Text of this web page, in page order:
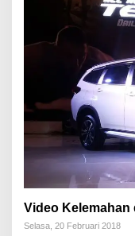
Video Kelemahan
Selasa, 20 Februari 2018